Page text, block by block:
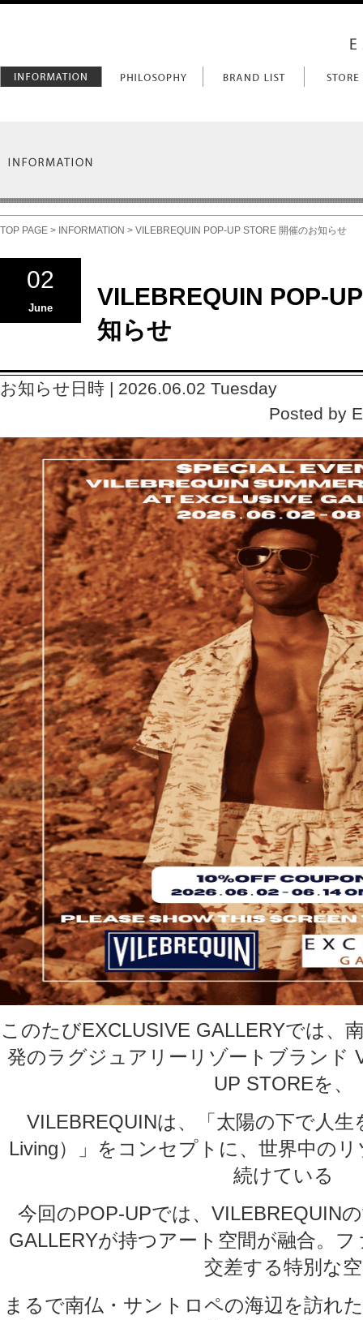
TOP PAGE > INFORMATION > VILEBREQUIN POP-UP STORE 開催のお知らせ
02
June
VILEBREQUIN POP-
知らせ
お知らせ日時 | 2026.06.02 Tuesday
Posted by
このたびEXCLUSIVE GALLERYでは、
発のラグジュアリーリゾートブランド
UP STOREを、
VILEBREQUINは、「太陽の下で人
Living）」をコンセプトに、世界中の
続けている
今回のPOP-UPでは、VILEBREQUIN
GALLERYが持つアート空間が融合。
交差する特別な空
まるで南仏・サントロペの海辺を訪れ